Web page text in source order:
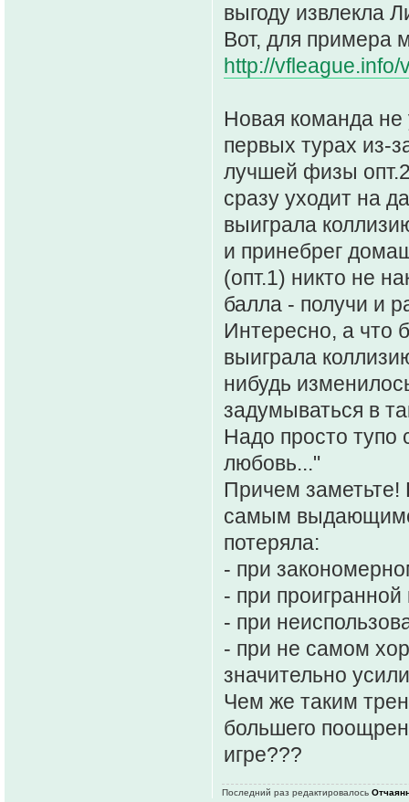
выгоду извлекла
Вот, для примера
http://
Новая команда не
первых турах из-
лучшей физы
сразу уходит на
выиграла
и принебрег
(опт.1) никто не
балла - получи и
Интересно, а что
выиграла
нибудь
задумываться в
Надо просто тупо
любовь..."
Причем заметьте!
самым
потеряла:
- при
- при проигранной
- при
- при не самом
значительно
Чем же таким
большего
игре???
Последний раз редактировалось